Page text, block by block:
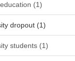
(1)
dropout (1)
students (1)